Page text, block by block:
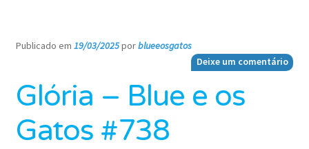
Publicado em 19/03/2025porblueeosgatos
Deixe um comentário
Glória – Blue e os
Gatos #738